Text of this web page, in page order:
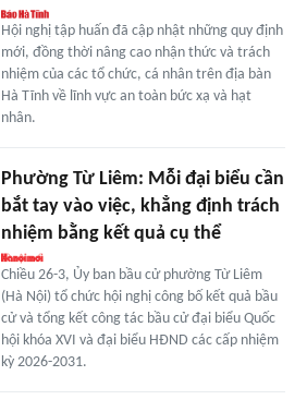
Hội nghị tập huấn đã cập nhật những quy định
mới, đồng thời nâng cao nhận thức và trách
nhiệm của các tổ chức, cá nhân trên địa bàn
Hà Tĩnh về lĩnh vực an toàn bức xạ và hạt
nhân.
Phường Từ Liêm: Mỗi đại biểu cần
bắt tay vào việc, khẳng định trách
nhiệm bằng kết quả cụ thể
Chiều 26-3, Ủy ban bầu cử phường Từ Liêm
(Hà Nội) tổ chức hội nghị công bố kết quả bầu
cử và tổng kết công tác bầu cử đại biểu Quốc
hội khóa XVI và đại biểu HĐND các cấp nhiệm
kỳ 2026-2031.